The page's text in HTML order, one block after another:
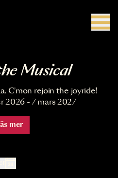
Musical
C'mon rejoin the joyride!
2026 - 7 mars 2027
mer